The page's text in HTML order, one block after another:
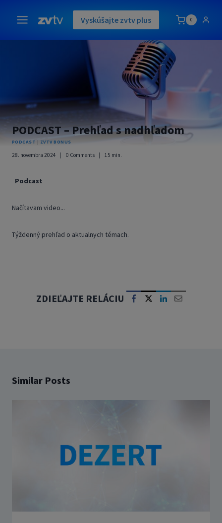
content
Vyskúšajte zvtv plus 0
PODCAST – Prehľad s nadhľadom
PODCAST | ZVTV BONUS
28. novembra 2024 0 Comments 15 min.
Podcast
Načítavam video...
Týždenný prehľad o aktualnych témach.
ZDIEĽAJTE RELÁCIU
Similar Posts